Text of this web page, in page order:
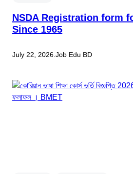
NSDA Registration form
Since 1965
July 22, 2026 .Job Edu BD